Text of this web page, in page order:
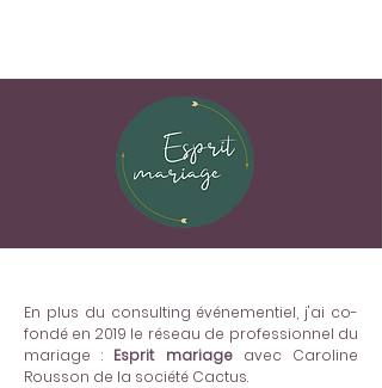
En plus du consulting événementiel, j'ai co-
fondé en 2019 le réseau de professionnel du
mariage : Esprit mariageavec Caroline
Rousson de la société Cactus.